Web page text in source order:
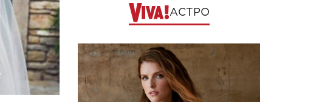
АСТРО